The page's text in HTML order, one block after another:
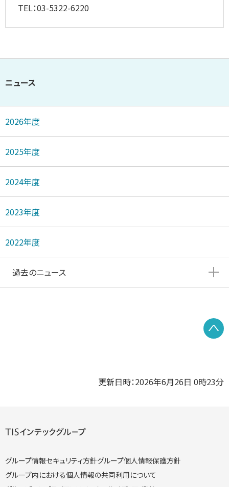
TEL：03-5322-6220
ニュース
2026年度
2025年度
2024年度
2023年度
2022年度
過去のニュース
更新日時：2026年6月26日 0時23分
グループ情報セキュリティ方針グループ個人情報保護方針
グループ内における個人情報の共同利用について